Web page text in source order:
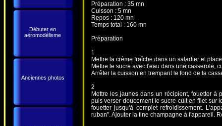
Débuter en
aéromodélisme
Anciennes photos
Préparation : 35 mn
Cuisson : 5 mn
Repos : 120 mn
Temps total : 160 mn
Préparation
1
Mettre la crème fraîche dans un saladier et
Mettre le sucre avec l'eau dans une casserole,
Arrêter la cuisson en trempant le fond de la
2
Mettre les jaunes dans un récipient, fouetter
puis verser doucement le sucre cuit en filet sur
fouetter jusqu'à complet refroidissement.
ruban". Ajouter la fine champagne à l'appareil.